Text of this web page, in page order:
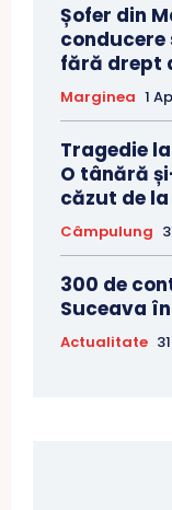
Șofer din
fără drept
Marginea 1
Tragedie
O tânără
căzut de
Câmpulung
300 de
Suceava
Actualitate